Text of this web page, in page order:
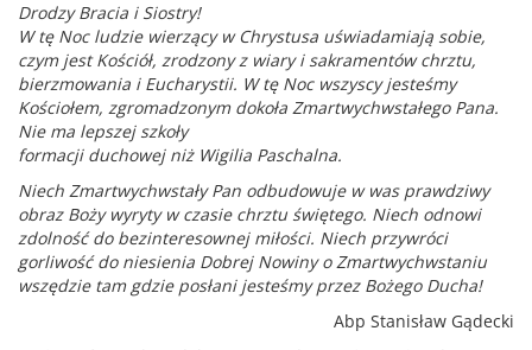
Drodzy Bracia i Siostry!
W tę Noc ludzie wierzący w Chrystusa uświadamiają sobie,
czym jest Kościół, zrodzony z wiary i sakramentów chrztu,
bierzmowania i Eucharystii. W tę Noc wszyscy jesteśmy
Kościołem, zgromadzonym dokoła Zmartwychwstałego Pana.
Nie ma lepszej szkoły
formacji duchowej niż Wigilia Paschalna.
Niech Zmartwychwstały Pan odbudowuje w was prawdziwy
obraz Boży wyryty w czasie chrztu świętego. Niech odnowi
zdolność do bezinteresownej miłości. Niech przywróci
gorliwość do niesienia Dobrej Nowiny o Zmartwychwstaniu
wszędzie tam gdzie posłani jesteśmy przez Bożego Ducha!
Abp Stanisław Gądecki